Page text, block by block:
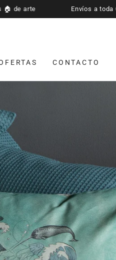
Colombia Texdecor by Leen |
CONTACTO